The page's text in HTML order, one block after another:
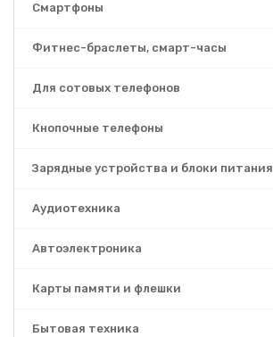
Смартфоны
Фитнес-браслеты, смарт-часы
Для сотовых телефонов
Кнопочные телефоны
Зарядные устройства и блоки питания
Аудиотехника
Автоэлектроника
Карты памяти и флешки
Бытовая техника